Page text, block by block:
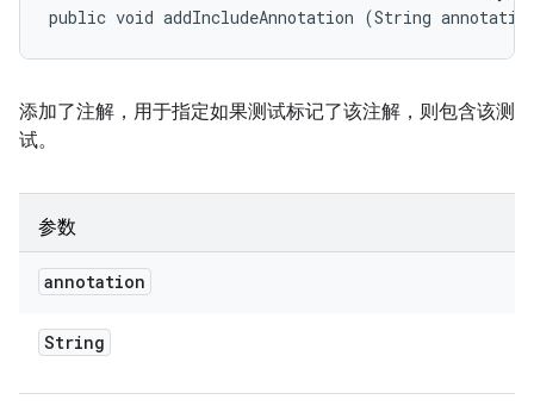
public void addIncludeAnnotation (String
添加了注解，用于指定如果测试标记了该注解，则包含该测
试。
参数
annotation
String